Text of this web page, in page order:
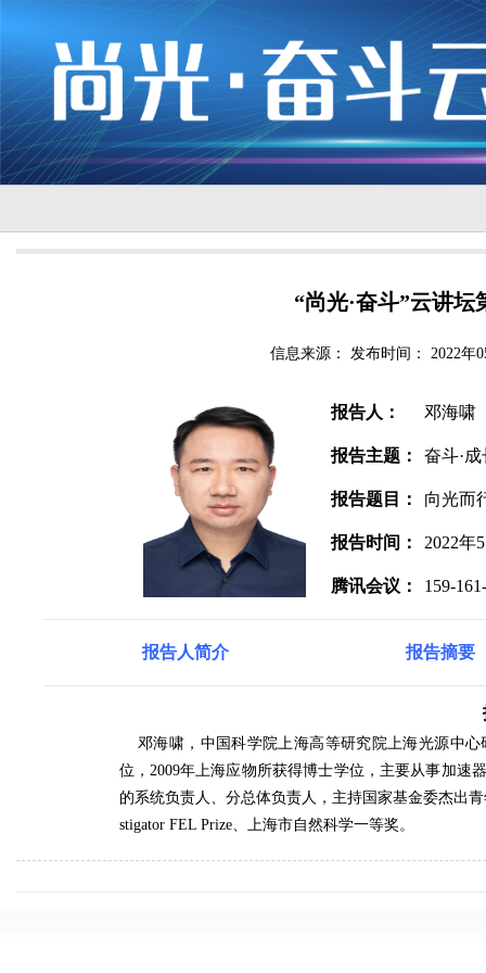
“尚光·奋斗”云讲
信息来源： 发布时间： 2022年
报告人： 邓海啸
报告主题： 奋斗·成
报告题目： 向光而
报告时间： 2022年
腾讯会议： 159-
报告人简介 报告摘要
邓海啸，中国科学院上海高等研究院上海光源中心
位，2009年上海应物所获得博士学位，主要从事加速
的系统负责人、分总体负责人，主持国家基金委杰出
stigator FEL Prize、上海市自然科学一等奖。